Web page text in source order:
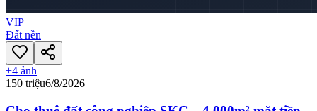
VIP
Đất nền
+4 ảnh
150 triệu6/8/2026